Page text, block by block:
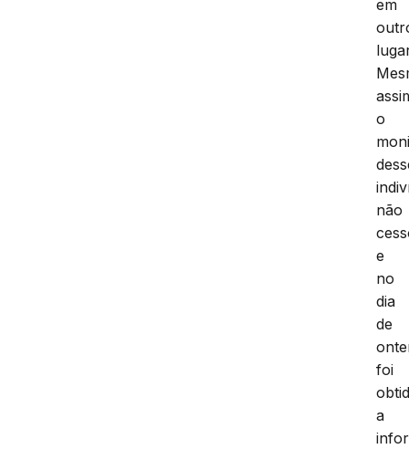
em
o
não
e
no
dia
de
foi
a